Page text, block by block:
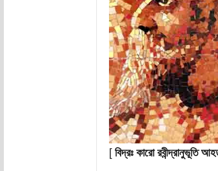
[ বিদ্রঃ কারো রবীন্দ্রানুভূতি